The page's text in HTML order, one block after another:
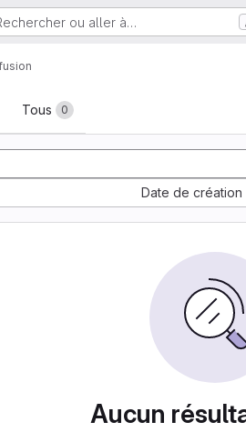
ou aller à…
Tous 0
Date de création
Aucun